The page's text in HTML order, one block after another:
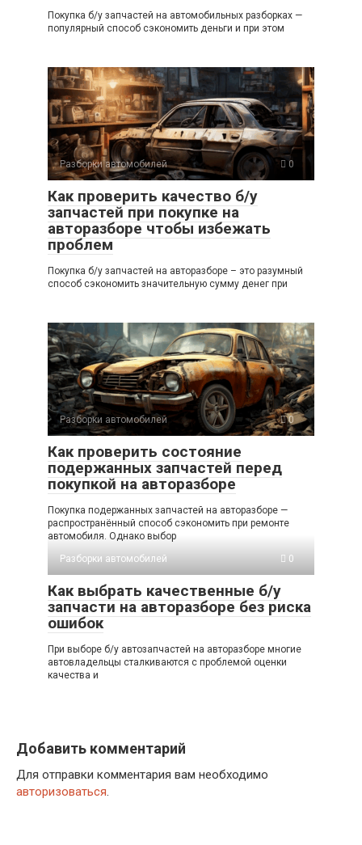
Покупка б/у запчастей на автомобильных разборках —
популярный способ сэкономить деньги и при этом
Разборки автомобилей 0
Как проверить качество б/у
запчастей при покупке на
авторазборе чтобы избежать
проблем
Покупка б/у запчастей на авторазборе – это разумный
способ сэкономить значительную сумму денег при
Разборки автомобилей 0
Как проверить состояние
подержанных запчастей перед
покупкой на авторазборе
Покупка подержанных запчастей на авторазборе —
распространённый способ сэкономить при ремонте
автомобиля. Однако выбор
Разборки автомобилей
0
Как выбрать качественные б/у
запчасти на авторазборе без риска
ошибок
При выборе б/у автозапчастей на авторазборе многие
автовладельцы сталкиваются с проблемой оценки
качества и
Добавить комментарий
Для отправки комментария вам необходимо
авторизоваться.